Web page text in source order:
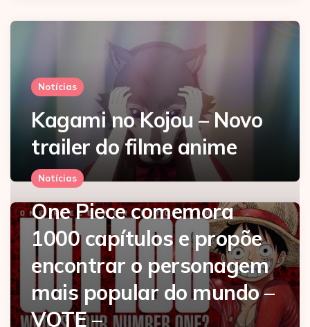
Notícias
Kagami no Kojou – Novo
trailer do filme anime
Notícias
One Piece comemora
1000 capítulos e propõe
encontrar o personagem
mais popular do mundo –
VOTE –